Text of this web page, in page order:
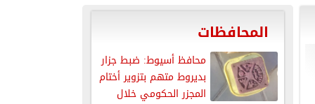
المحافظات
محافظ أسيوط: ضبط جزار
بديروط متهم بتزوير أختام
المجزر الحكومي خلال